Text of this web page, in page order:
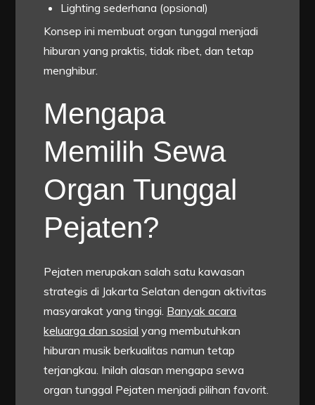
Lighting sederhana (opsional)
Konsep ini membuat organ tunggal menjadi
hiburan yang praktis, tidak ribet, dan tetap
menghibur.
Mengapa
Memilih Sewa
Organ Tunggal
Pejaten?
Pejaten merupakan salah satu kawasan
strategis di Jakarta Selatan dengan aktivitas
masyarakat yang tinggi. Banyak acara
keluarga dan sosial yang membutuhkan
hiburan musik berkualitas namun tetap
terjangkau. Inilah alasan mengapa sewa
organ tunggal Pejaten menjadi pilihan favorit.